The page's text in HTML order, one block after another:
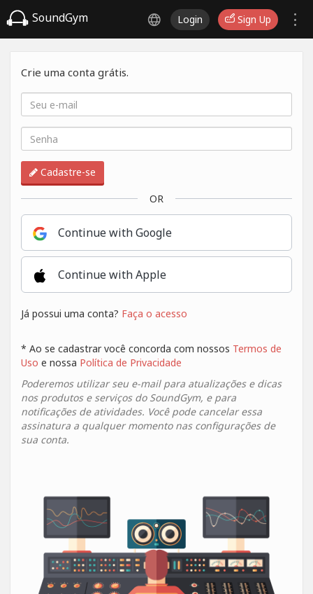
SoundGym Login Sign Up
Crie uma conta grátis.
Cadastre-se
OR
Continue with Google
Continue with Apple
Já possui uma conta? Faça o acesso
* Ao se cadastrar você concorda com nossos Termos de
Uso e nossa Política de Privacidade
Poderemos utilizar seu e-mail para atualizações e dicas
nos produtos e serviços do SoundGym, e para
notificações de atividades. Você pode cancelar essa
assinatura a qualquer momento nas configurações de
sua conta.